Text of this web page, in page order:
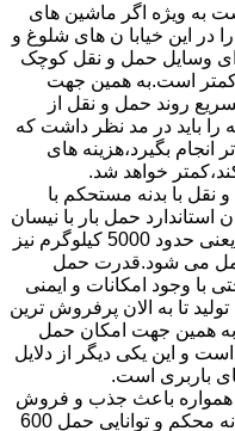
به ویژه اگر ماشین های
در این خیابا ن های شلوغ و
وسایل حمل و نقل کوچک
کمتر است.به همین جهت
روند حمل و نقل از
را باید در مد نظر داشت که
بگیرد،هزینه های
خواهد شد.
نقل با بدنه مستحکم با
حمل بار با نیسان
2800 کیلو است اما دوبرابر این مقدار یعنی حدود 5000 کیلوگرم نیز
حمل می شود.قدرت حمل
با وجود امکانات و ایمنی
تا به الان پرفروش ترین
همین جهت امکان حمل
24 امکان پذیر است و این یکی دیگر از دلایل
باربری است.
همواره باعث جذب و فروش
بالای این نوع وانت ایرانی بوده است.بدنه محکم و توانایی حمل 600